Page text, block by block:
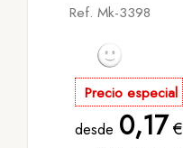
Ref. Mk-3398
Precio especial
desde 0,17 €